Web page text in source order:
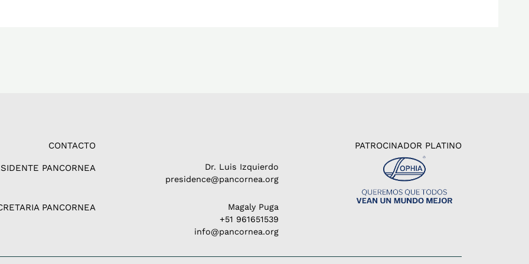
CONTACTO
PANCORNEA
PANCORNEA
Dr. Luis Izquierdo
presidence@pancornea.org
Magaly Puga
+51 961651539
info@pancornea.org
PATROCINADOR PLATINO